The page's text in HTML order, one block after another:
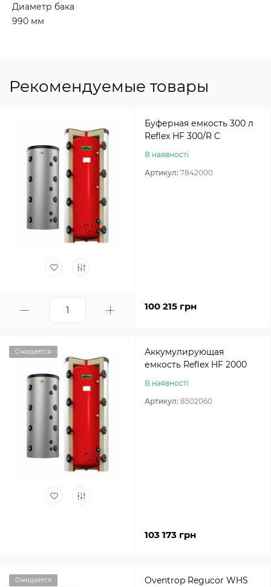
Диаметр бака
990 мм
Рекомендуемые товары
Буферная емкость 300 л
Reflex HF 300/R C
В наявності
Артикул: 7842000
100 215 грн
Ожидается
Аккумулирующая
емкость Reflex HF 2000
В наявності
Артикул: 8502060
103 173 грн
Ожидается
Oventrop Regucor WHS